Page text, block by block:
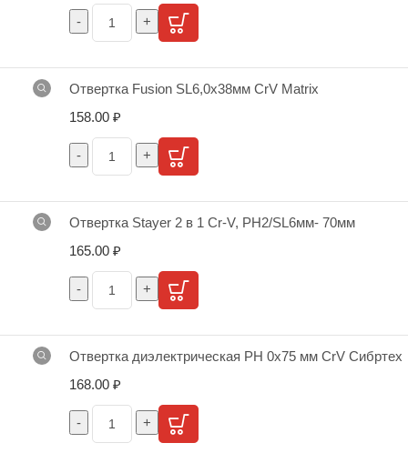
Отвертка Fusion SL6,0х38мм CrV Matrix
158.00 ₽
Отвертка Stayer 2 в 1 Cr-V, PH2/SL6мм- 70мм
165.00 ₽
Отвертка диэлектрическая PH 0х75 мм CrV Сибртех
168.00 ₽